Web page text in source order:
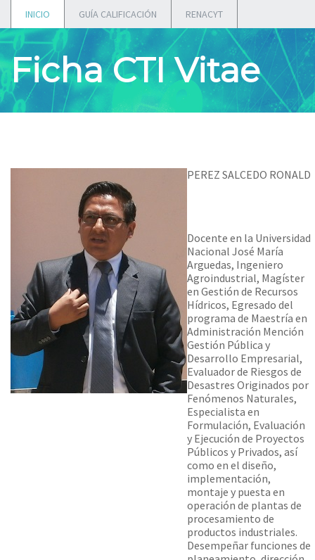
INICIO GUÍA CALIFICACIÓN RENACYT
Ficha CTI Vitae
PEREZ SALCEDO RONALD
Docente en la Universidad
Nacional José María
Arguedas, Ingeniero
Agroindustrial, Magíster
en Gestión de Recursos
Hídricos, Egresado del
programa de Maestría en
Administración Mención
Gestión Pública y
Desarrollo Empresarial,
Evaluador de Riesgos de
Desastres Originados por
Fenómenos Naturales,
Especialista en
Formulación, Evaluación
y Ejecución de Proyectos
Públicos y Privados, así
como en el diseño,
implementación,
montaje y puesta en
operación de plantas de
procesamiento de
productos industriales.
Desempeñar funciones de